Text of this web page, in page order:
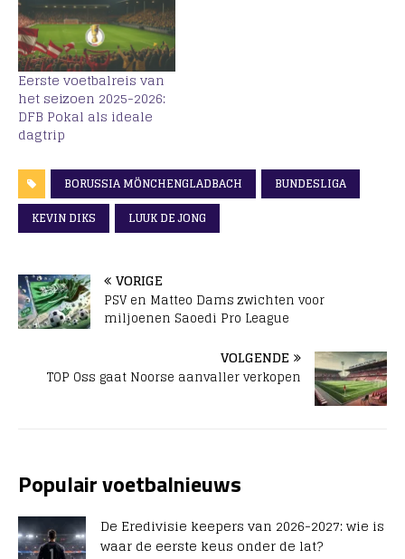
Eerste voetbalreis van
het seizoen 2025-2026:
DFB Pokal als ideale
dagtrip
BORUSSIA MÖNCHENGLADBACH
BUNDESLIGA
KEVIN DIKS
LUUK DE JONG
VORIGE
PSV en Matteo Dams zwichten voor
miljoenen Saoedi Pro League
VOLGENDE
TOP Oss gaat Noorse aanvaller verkopen
Populair voetbalnieuws
De Eredivisie keepers van 2026-2027: wie is
waar de eerste keus onder de lat?